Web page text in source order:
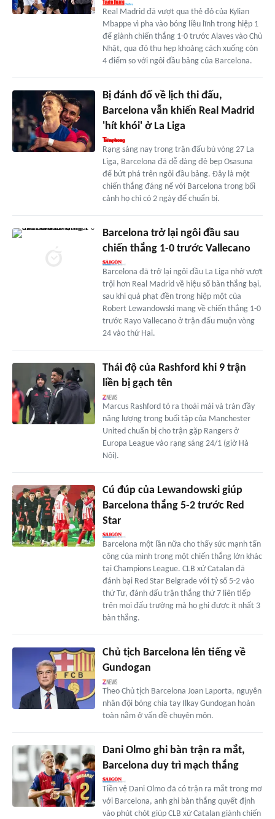
Real Madrid đã vượt qua thẻ đỏ của Kylian
Mbappe vì pha vào bóng liều lĩnh trong hiệp 1
để giành chiến thắng 1-0 trước Alaves vào Chủ
Nhật, qua đó thu hẹp khoảng cách xuống còn
4 điểm so với ngôi đầu bảng của Barcelona.
Bị đánh đố về lịch thi đấu,
Barcelona vẫn khiến Real Madrid
'hít khói' ở La Liga
Rạng sáng nay trong trận đấu bù vòng 27 La
Liga, Barcelona đã dễ dàng đè bẹp Osasuna
để bứt phá trên ngôi đầu bảng. Đây là một
chiến thắng đáng nể với Barcelona trong bối
cảnh họ chỉ có 2 ngày để chuẩn bị.
Barcelona trở lại ngôi đầu sau
chiến thắng 1-0 trước Vallecano
Barcelona đã trở lại ngôi đầu La Liga nhờ vượt
trội hơn Real Madrid về hiệu số bàn thắng bại,
sau khi quả phạt đền trong hiệp một của
Robert Lewandowski mang về chiến thắng 1-0
trước Rayo Vallecano ở trận đấu muộn vòng
24 vào thứ Hai.
Thái độ của Rashford khi 9 trận
liền bị gạch tên
Marcus Rashford tỏ ra thoải mái và tràn đầy
năng lượng trong buổi tập của Manchester
United chuẩn bị cho trận gặp Rangers ở
Europa League vào rạng sáng 24/1 (giờ Hà
Nội).
Cú đúp của Lewandowski giúp
Barcelona thắng 5-2 trước Red
Star
Barcelona một lần nữa cho thấy sức mạnh tấn
công của mình trong một chiến thắng lớn khác
tại Champions League. CLB xứ Catalan đã
đánh bại Red Star Belgrade với tỷ số 5-2 vào
thứ Tư, đánh dấu trận thắng thứ 7 liên tiếp
trên mọi đấu trường mà họ ghi được ít nhất 3
bàn thắng.
Chủ tịch Barcelona lên tiếng về
Gundogan
Theo Chủ tịch Barcelona Joan Laporta, nguyên
nhân đội bóng chia tay Ilkay Gundogan hoàn
toàn nằm ở vấn đề chuyên môn.
Dani Olmo ghi bàn trận ra mắt,
Barcelona duy trì mạch thắng
Tiền vệ Dani Olmo đã có trận ra mắt trong mơ
với Barcelona, anh ghi bàn thắng quyết định
vào phút chót giúp CLB xứ Catalan giành chiến